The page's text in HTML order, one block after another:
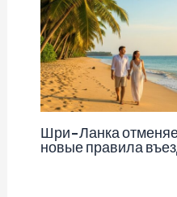
Шри-Ланка
новые правила